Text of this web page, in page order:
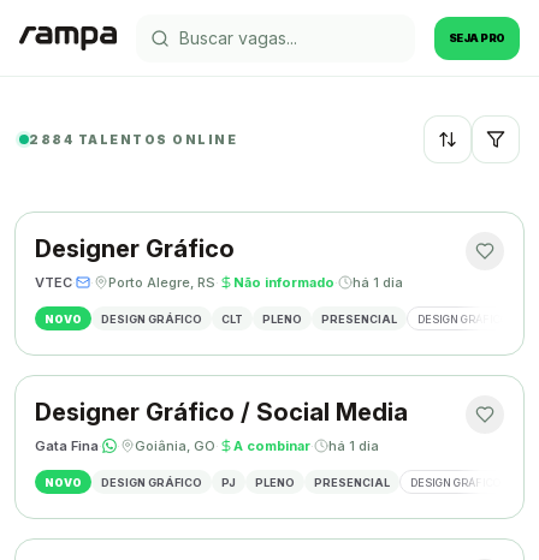
SEJA PRO
2884 TALENTOS ONLINE Recentes
Designer Gráfico
VTEC· · Porto Alegre, RS· Não informado· há 1 dia
NOVO DESIGN GRÁFICO CLT PLENO PRESENCIAL DESIGN GRÁFICO
Designer Gráfico / Social Media
Gata Fina· · Goiânia, GO· A combinar· há 1 dia
NOVO DESIGN GRÁFICO PJ PLENO PRESENCIAL DESIGN GRÁFICO